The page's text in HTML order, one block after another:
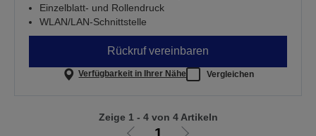
Einzelblatt- und Rollendruck
WLAN/LAN-Schnittstelle
Rückruf vereinbaren
Verfügbarkeit in Ihrer Nähe Vergleichen
Zeige 1 - 4 von 4 Artikeln